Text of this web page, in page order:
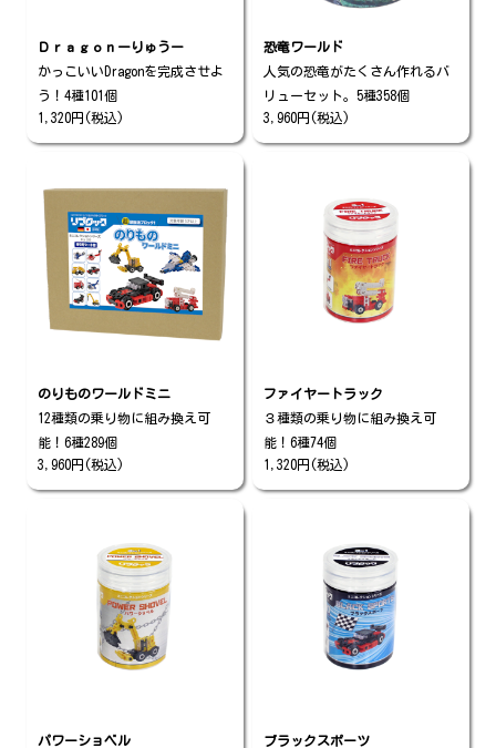
Ｄｒａｇｏｎーりゅうー
かっこいいDragonを完成させよ
う！4種101個
1,320円(税込)
恐竜ワールド
人気の恐竜がたくさん作れるバ
リューセット。5種358個
3,960円(税込)
のりものワールドミニ
12種類の乗り物に組み換え可
能！6種289個
3,960円(税込)
ファイヤートラック
３種類の乗り物に組み換え可
能！6種74個
1,320円(税込)
パワーショベル ブラックスポーツ